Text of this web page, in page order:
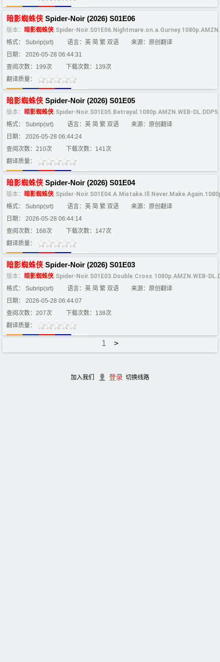
加入我们 登录 切换线路
暗影蜘蛛侠 Spider-Noir (2026) S01E06
版本： 暗影蜘蛛侠.Spider-
格式： Subrip(srt)
语言：英 简 繁 双语
来源：原创翻译
日期： 2026-05-28 06:44:31
查阅次数：199次
下载次数：139次
翻译质量：
暗影蜘蛛侠 Spider-Noir (2026) S01E05
版本： 暗影蜘蛛侠.Spider-Noir.S01E05.Betrayal.1080p.AMZN.WEB-
格式： Subrip(srt)
语言：英 简 繁 双语
来源：原创翻译
日期： 2026-05-28 06:44:24
查阅次数：210次
下载次数：141次
翻译质量：
暗影蜘蛛侠 Spider-Noir (2026) S01E04
版本： 暗影蜘蛛侠.Spider-
格式： Subrip(srt)
语言：英 简 繁 双语
来源：原创翻译
日期： 2026-05-28 06:44:14
查阅次数：168次
下载次数：147次
翻译质量：
暗影蜘蛛侠 Spider-Noir (2026) S01E03
版本： 暗影蜘蛛侠.Spider-Noir.S01E03.Double.Cross.1080p.AMZN.WEB-
格式： Subrip(srt)
语言：英 简 繁 双语
来源：原创翻译
日期： 2026-05-28 06:44:07
查阅次数：207次
下载次数：138次
翻译质量：
1 >